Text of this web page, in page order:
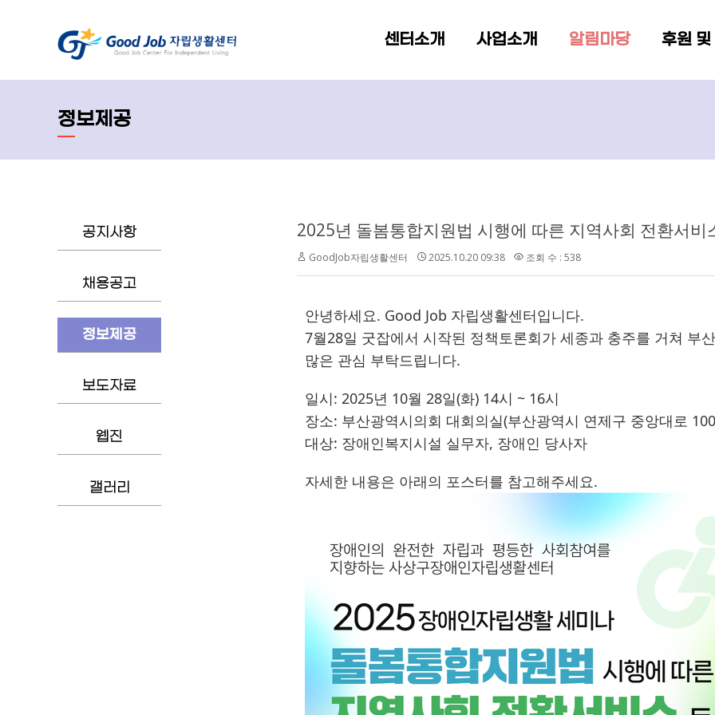
센터소개 사업소개 알림마당 후원
정보제공
공지사항
채용공고
정보제공
보도자료
웹진
갤러리
2025년 돌봄통합지원법 시행에 따른 지역사회 전환서비
GoodJob자립생활센터 2025.10.20 09:38 조회 수 : 538
안녕하세요. Good Job 자립생활센터입니다.
7월28일 굿잡에서 시작된 정책토론회가 세종과 충주를 거쳐 부
많은 관심 부탁드립니다.
일시: 2025년 10월 28일(화) 14시 ~ 16시
장소: 부산광역시의회 대회의실(부산광역시 연제구 중앙대로
대상: 장애인복지시설 실무자, 장애인 당사자
자세한 내용은 아래의 포스터를 참고해주세요.